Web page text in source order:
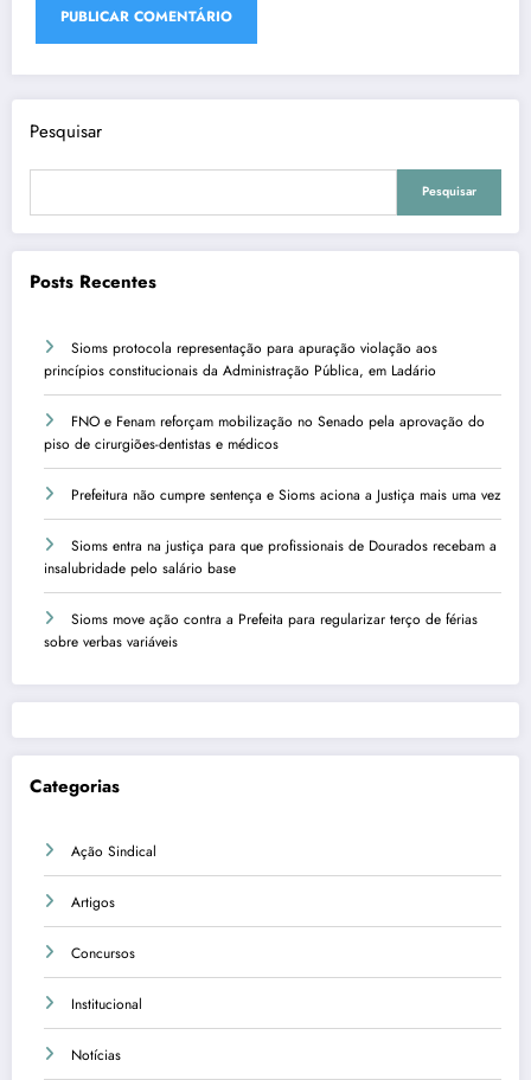
Pesquisar
Pesquisar
Posts Recentes
Sioms protocola representação para apuração violação aos
princípios constitucionais da Administração Pública, em Ladário
FNO e Fenam reforçam mobilização no Senado pela aprovação do
piso de cirurgiões-dentistas e médicos
Prefeitura não cumpre sentença e Sioms aciona a Justiça mais uma vez
Sioms entra na justiça para que profissionais de Dourados recebam a
insalubridade pelo salário base
Sioms move ação contra a Prefeita para regularizar terço de férias
sobre verbas variáveis
Categorias
Ação Sindical
Artigos
Concursos
Institucional
Notícias